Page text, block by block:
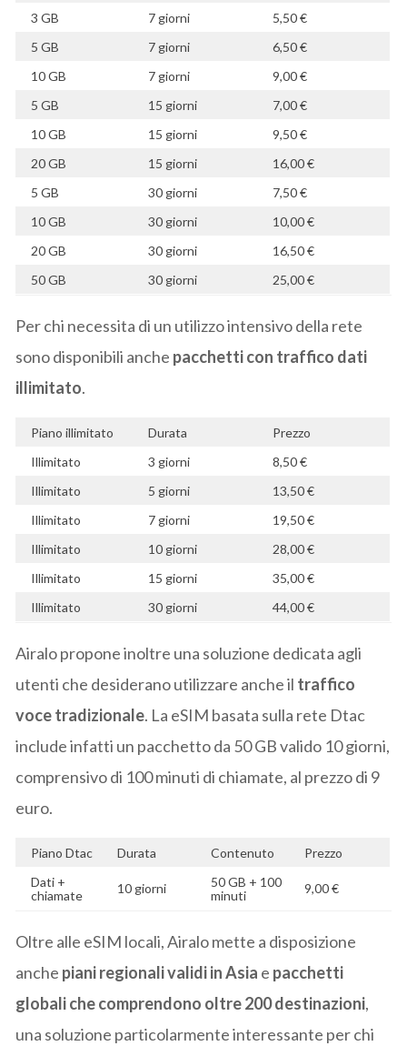
3 GB
7 giorni
5,50 €
5 GB
7 giorni
6,50 €
10 GB
7 giorni
9,00 €
5 GB
15 giorni
7,00 €
10 GB
15 giorni
9,50 €
20 GB
15 giorni
16,00 €
5 GB
30 giorni
7,50 €
10 GB
30 giorni
10,00 €
20 GB
30 giorni
16,50 €
50 GB
30 giorni 25,00 €
Per chi necessita di un utilizzo intensivo della rete
sono disponibili anche pacchetti con traffico dati
illimitato.
Piano illimitato Durata
Prezzo
Illimitato
3 giorni
8,50 €
Illimitato
5 giorni
13,50 €
Illimitato
7 giorni
19,50 €
Illimitato
10 giorni
28,00 €
Illimitato
15 giorni
35,00 €
Illimitato
30 giorni 44,00 €
Airalo propone inoltre una soluzione dedicata agli
utenti che desiderano utilizzare anche il traffico
voce tradizionale. La eSIM basata sulla rete Dtac
include infatti un pacchetto da 50 GB valido 10 giorni,
comprensivo di 100 minuti di chiamate, al prezzo di 9
euro.
Piano Dtac Durata Contenuto
Prezzo
Dati +
chiamate
10 giorni
50 GB + 100
minuti
9,00 €
Oltre alle eSIM locali, Airalo mette a disposizione
anche piani regionali validi in Asia e pacchetti
globali che comprendono oltre 200 destinazioni,
una soluzione particolarmente interessante per chi